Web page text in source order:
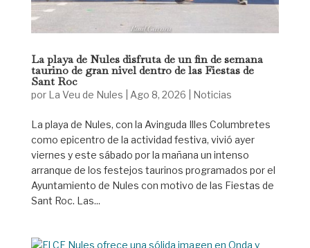
La playa de Nules disfruta de un fin de semana
taurino de gran nivel dentro de las Fiestas de
Sant Roc
por La Veu de Nules Ago 8, 2026 Noticias
La playa de Nules, con la Avinguda Illes Columbretes
como epicentro de la actividad festiva, vivió ayer
viernes y este sábado por la mañana un intenso
arranque de los festejos taurinos programados por el
Ayuntamiento de Nules con motivo de las Fiestas de
Sant Roc. Las...